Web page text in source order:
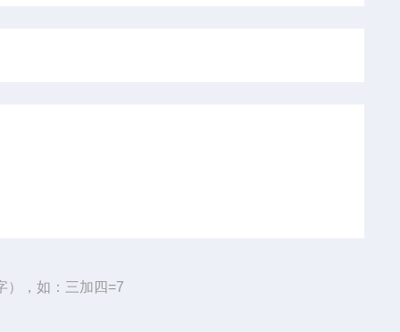
），如：三加四=7